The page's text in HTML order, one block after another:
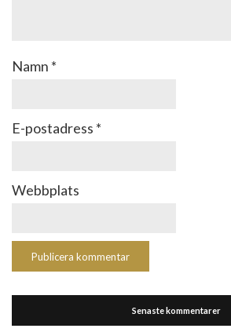
Namn *
E-postadress *
Webbplats
Senaste kommentarer